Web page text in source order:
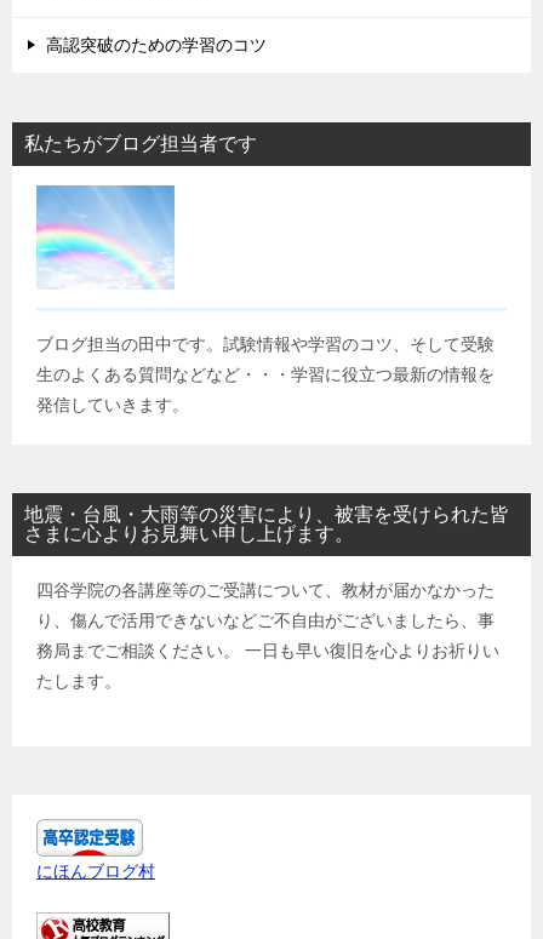
高認突破のための学習のコツ
私たちがブログ担当者です
ブログ担当の田中です。試験情報や学習のコツ、そして受験
生のよくある質問などなど・・・学習に役立つ最新の情報を
発信していきます。
地震・台風・大雨等の災害により、被害を受けられた皆
さまに心よりお見舞い申し上げます。
四谷学院の各講座等のご受講について、教材が届かなかった
り、傷んで活用できないなどご不自由がございましたら、事
務局までご相談ください。 一日も早い復旧を心よりお祈りい
たします。
にほんブログ村